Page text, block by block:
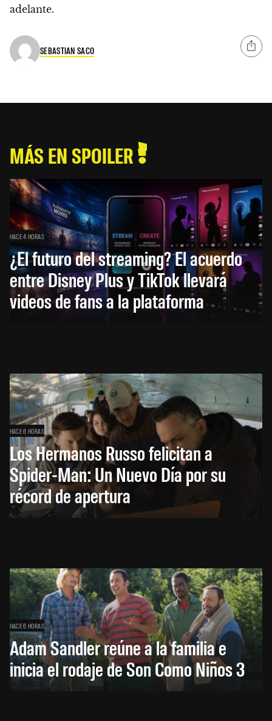
adelante.
SEBASTIAN SACO
MÁS EN SPOILER
HACE 4 HORAS
¿El futuro del streaming? El acuerdo
entre Disney Plus y TikTok llevará
videos de fans a la plataforma
HACE 6 HORAS
Los Hermanos Russo felicitan a
Spider-Man: Un Nuevo Día por su
récord de apertura
HACE 6 HORAS
Adam Sandler reúne a la familia e
inicia el rodaje de Son Como Niños 3